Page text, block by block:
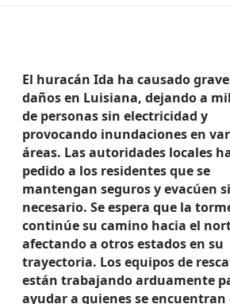
El huracán Ida ha causado
daños en Luisiana, dejando a
de personas sin electricidad y
provocando inundaciones en
áreas. Las autoridades locales
pedido a los residentes que se
mantengan seguros y evacúen
necesario. Se espera que la
continúe su camino hacia el
afectando a otros estados en su
trayectoria. Los equipos de
están trabajando arduamente
ayudar a quienes se encuentran